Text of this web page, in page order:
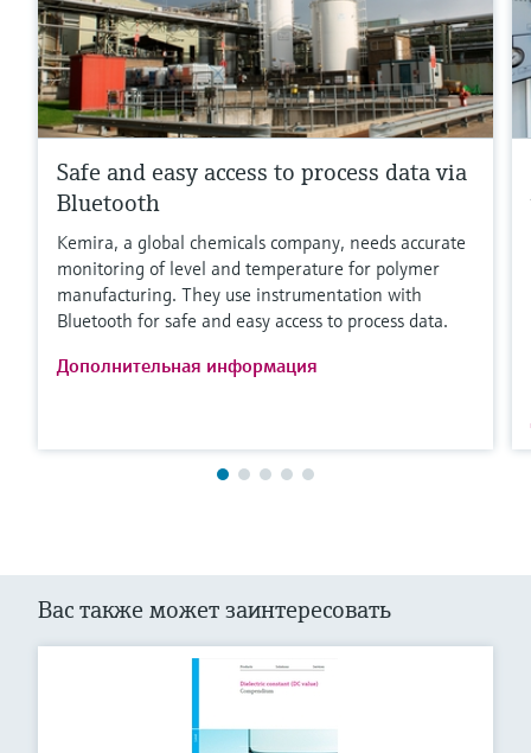
Safe and easy access to process data via
Bluetooth
Kemira, a global chemicals company, needs accurate
monitoring of level and temperature for polymer
manufacturing. They use instrumentation with
Bluetooth for safe and easy access to process data.
Дополнительная информация
Вас также может заинтересовать